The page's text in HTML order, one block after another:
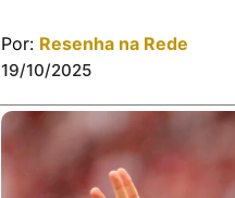
Por: Resenha na Rede
19/10/2025